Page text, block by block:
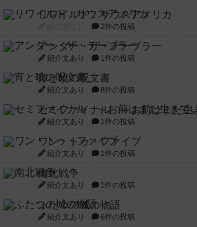
リワイルド：サウスアメリカ
2件の投稿
アンダー・ザ・テーブラー
紹介文あり 1件の投稿
宵と暁の呪文書
紹介文あり 8件の投稿
セミファイナル ～お前はまだ生
紹介文あり 1件の投稿
ワン・トゥ・ファイブ
紹介文あり 1件の投稿
南北戦争
紹介文あり 1件の投稿
ふたつの城の物語
紹介文あり 6件の投稿